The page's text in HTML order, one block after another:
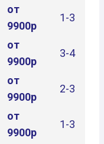
от
9900р
1-3
от
9900р
3-4
от
9900р
2-3
от
9900р
1-3